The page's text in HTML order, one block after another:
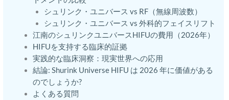
シュリンク・ユニバース vs RF（無線周波数）
シュリンク・ユニバース vs 外科的フェイスリフト
江南のシュリンクユニバースHIFUの費用（2026年）
HIFUを支持する臨床的証拠
実践的な臨床洞察：現実世界への応用
結論: Shurink Universe HIFU は 2026 年に価値がある
のでしょうか?
よくある質問